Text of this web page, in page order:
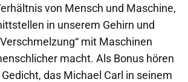
von Mensch und Maschine,
in unserem Gehirn und
mit Maschinen
macht. Als Bonus hören
das Michael Carl in seinem